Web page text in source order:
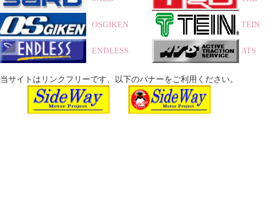
OSGIKEN TEIN
ENDLESS ATS
当サイトはリンクフリーです、以下のバナーをご利用ください。